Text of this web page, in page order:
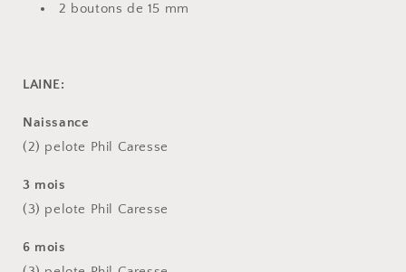
2 boutons de 15 mm
LAINE:
Naissance
(2) pelote Phil Caresse
3 mois
(3) pelote Phil Caresse
6 mois